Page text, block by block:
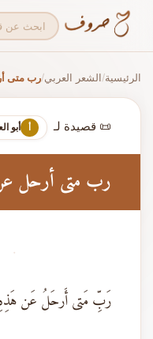
الرئيسية/الشعر العربي/رب متى
📜 قصيدة لـ أ أبو
رب متى أرحل
·
رَبِّ مَتى أَرحَلُ عَن